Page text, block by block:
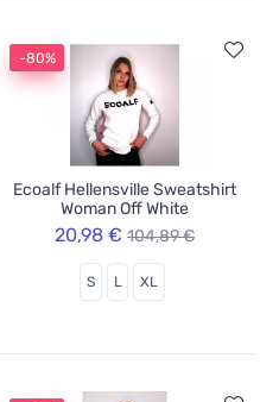
-80%
Ecoalf Hellensville Sweatshirt
Woman Off White
20,98 € 104,89 €
S L XL